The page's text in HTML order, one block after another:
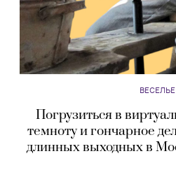
ВЕСЕЛЬЕ
Погрузиться в
темноту и гончарное
длинных выходных в